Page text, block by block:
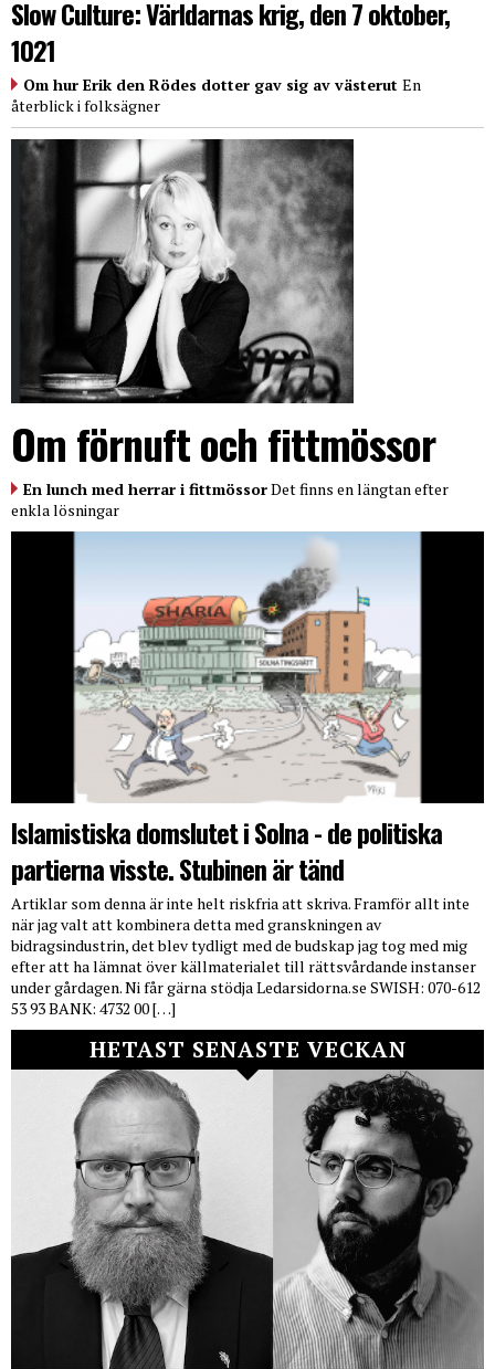
Slow Culture: Världarnas krig, den 7 oktober,
1021
Om hur Erik den Rödes dotter gav sig av västerut En
återblick i folksägner
Om förnuft och fittmössor
En lunch med herrar i fittmössorDet finns en längtan efter
enkla lösningar
Islamistiska domslutet i Solna - de politiska
partierna visste. Stubinen är tänd
Artiklar som denna är inte helt riskfria att skriva. Framför allt inte
när jag valt att kombinera detta med granskningen av
bidragsindustrin, det blev tydligt med de budskap jag tog med mig
efter att ha lämnat över källmaterialet till rättsvårdande instanser
under gårdagen. Ni får gärna stödja Ledarsidorna.se SWISH: 070-612
53 93 BANK: 4732 00 […]
HETAST SENASTE VECKAN